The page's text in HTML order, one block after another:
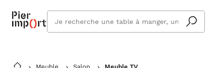
cherchez
vous ?
Meuble Salon Meuble TV